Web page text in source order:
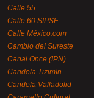
Calle 55
Calle 60 SIPSE
Calle México.com
Cambio del Sureste
Canal Once (IPN)
Candela Tizimín
Candela Valladolid